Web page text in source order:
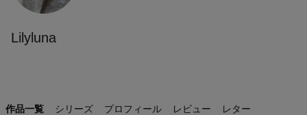
Lilyluna
作品一覧 シリーズ プロフィール レビュー レター